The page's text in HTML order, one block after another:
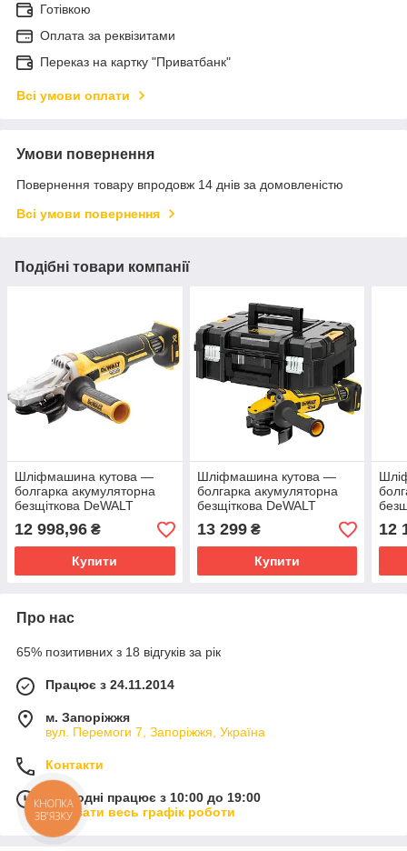
Готівкою
Оплата за реквізитами
Переказ на картку "Приватбанк"
Всі умови оплати
Умови повернення
Повернення товару впродовж 14 днів за домовленістю
Всі умови повернення
Подібні товари компанії
Шліфмашина кутова —
болгарка акумуляторна
безщіткова DeWALT
DCG405FN
12 998,96 ₴
Купити
Шліфмашина кутова —
болгарка акумуляторна
безщіткова DeWALT
DCG409NT
13 299₴
Купити
12
Про нас
65% позитивних з 18 відгуків за рік
Працює з 24.11.2014
м. Запоріжжя
вул. Перемоги 7, Запоріжжя, Україна
Контакти
Сьогодні працює з 10:00 до 19:00
Показати весь графік роботи
КНОПКА
ЗВ'ЯЗКУ